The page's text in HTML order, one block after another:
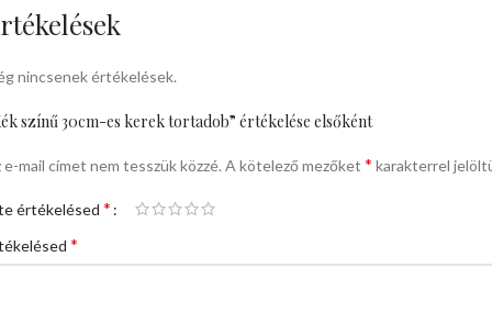
nincsenek értékelések.
színű 30cm-es kerek tortadob” értékelése elsőként
e-mail címet nem tesszük közzé. A kötelező mezőket * karakterrel
értékelésed *
*